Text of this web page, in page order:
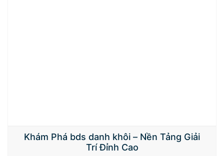
Khám Phá bds danh khôi – Nền Tảng Giải
Trí Đỉnh Cao